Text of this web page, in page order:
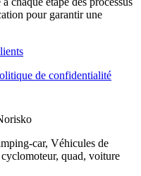
pour garantir une
de confidentialité
car, Véhicules de
quad, voiture